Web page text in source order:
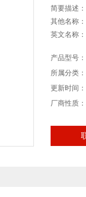
简要描述
其他名称
英文名称
产品货号：
产品规格
储存条件
本产品仅
产品型号：
所属分类
更新时间
厂商性质